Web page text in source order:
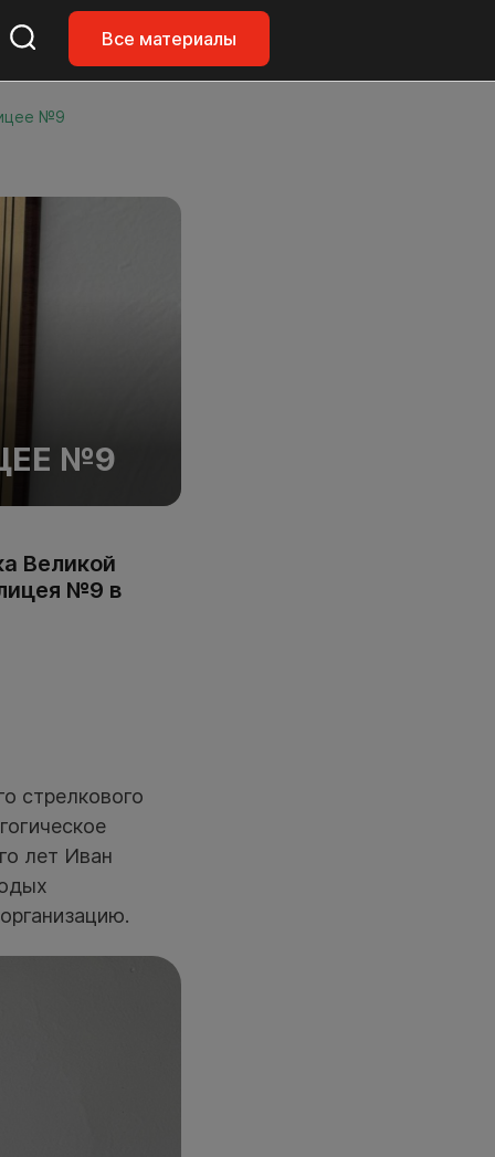
Все материалы
№9
№9
Великой
№9 в
стрелкового
лет Иван